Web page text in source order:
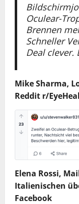
Oculear-
Brennen
Schneller
Deal clever.
Mike Sharma,
Reddit r/
Elena Rossi,
Italienischen
Facebook